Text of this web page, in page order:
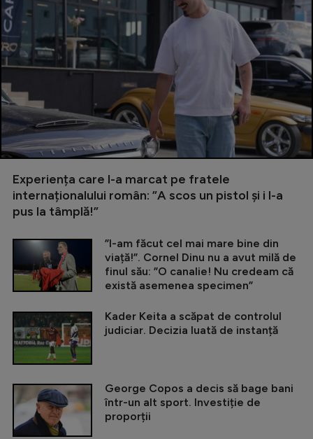
Experiența care l-a marcat pe fratele
internaționalului român: ”A scos un pistol și i l-a
pus la tâmplă!”
”I-am făcut cel mai mare bine din
viață!”. Cornel Dinu nu a avut milă de
finul său: ”O canalie! Nu credeam că
există asemenea specimen”
Kader Keita a scăpat de controlul
judiciar. Decizia luată de instanță
George Copos a decis să bage bani
într-un alt sport. Investiție de
proporții